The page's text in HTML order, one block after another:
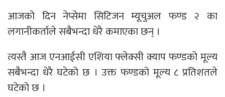
आजको दिन नेप्सेमा सिटिजन म्यूचुअल फण्ड २ का
लगानीकर्ताले सबैभन्दा धेरै कमाएका छन् ।
त्यस्तै आज एनआईसी एशिया फ्लेक्सी क्याप फण्डको मूल्य
सबैभन्दा धेरै घटेको छ । उक्त फण्डको मूल्य ८ प्रतिशतले
घटेको छ ।